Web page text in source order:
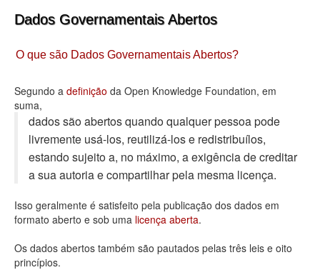
Lei de Acesso à Informação
Dados Governamentais Abertos
Planejamento
Catálogo de dados
Processo Legislativo
Deputados Estaduais
Administração
Legislação
Agenda
Dados Governamentais Abertos
O que são Dados Governamentais Abertos?
Segundo a definição da Open Knowledge Foundation, em
suma,
dados são abertos quando qualquer pessoa pode
livremente usá-los, reutilizá-los e redistribuí­los,
estando sujeito a, no máximo, a exigência de creditar
a sua autoria e compartilhar pela mesma licença.
Isso geralmente é satisfeito pela publicação dos dados em
formato aberto e sob uma licença aberta.
Os dados abertos também são pautados pelas três leis e oito
princípios.